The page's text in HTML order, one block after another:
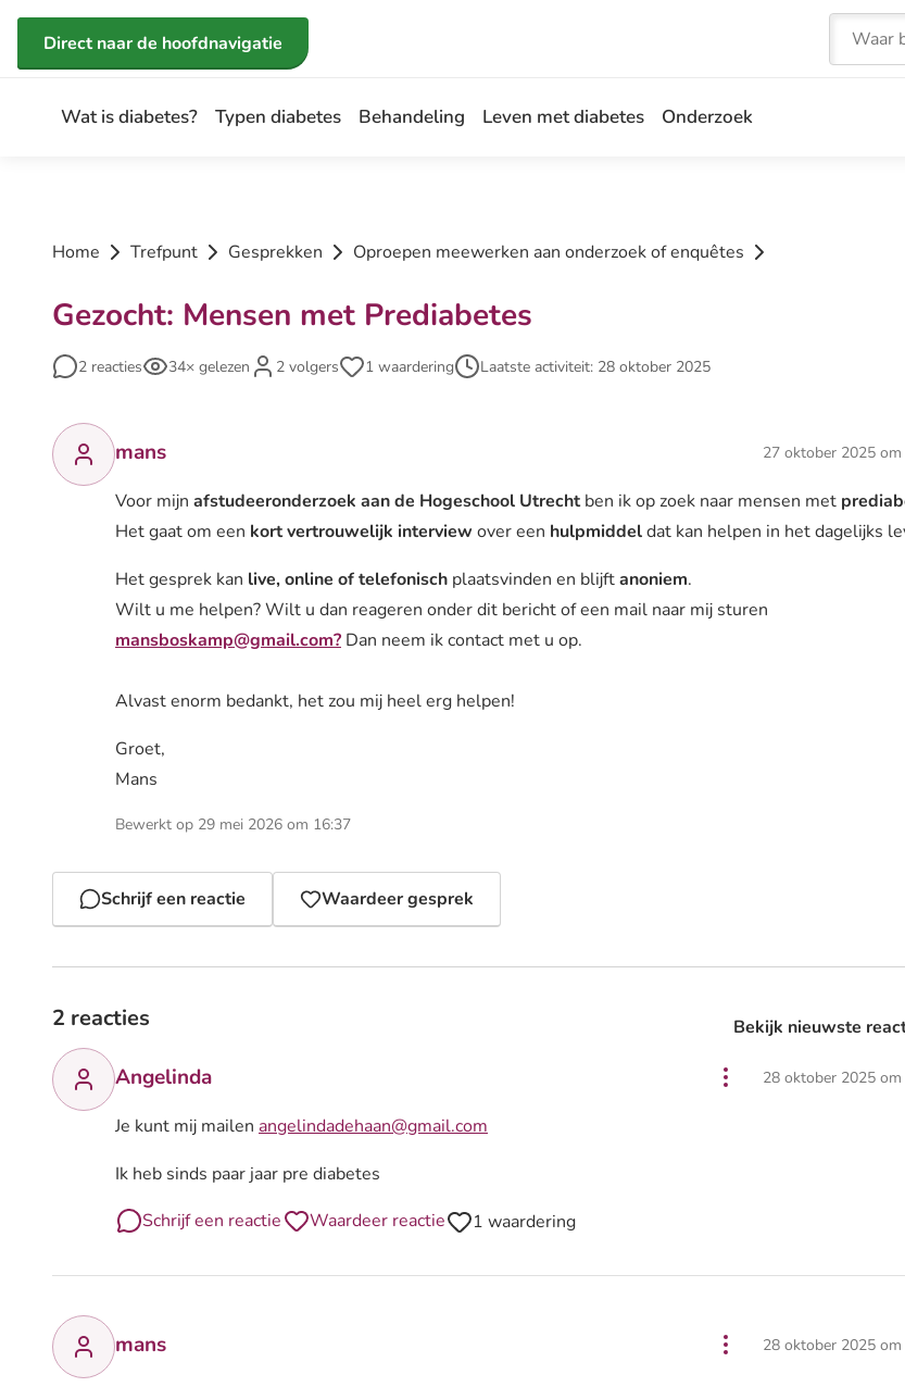
Direct naar de inhoud
Direct naar de hoofdnavigatie
Zoeken
Wat is diabetes? Typen diabetes Behandeling Leven met diabetes Onderzoek
Home Trefpunt Gesprekken Oproepen meewerken aan onderzoek of enquêtes
Gezocht: Mensen met Prediabetes
2 reacties 34× gelezen 2 volgers 1 waardering Laatste activiteit: 28 oktober 2025
mans 27 oktober 2025
Voor mijn afstudeeronderzoek aan de Hogeschool Utrechtben ik op zoek naar mensen met
Het gaat om een kort vertrouwelijk interview over een hulpmiddeldat kan helpen in het dagelijks
Het gesprek kan live, online of telefonisch plaatsvinden en blijftanoniem.
Wilt u me helpen? Wilt u dan reageren onder dit bericht of een mail naar mij sturen
mansboskamp@gmail.com? Dan neem ik contact met u op.
Alvast enorm bedankt, het zou mij heel erg helpen!
Groet,
Mans
Bewerkt op 29 mei 2026 om 16:37
Schrijf een reactie Waardeer gesprek
2 reacties Bekijk nieuwste
Angelinda 28 oktober 2025
Je kunt mij mailen angelindadehaan@gmail.com
Ik heb sinds paar jaar pre diabetes
Schrijf een reactie
Waardeer reactie 1 waardering
mans 28 oktober 2025